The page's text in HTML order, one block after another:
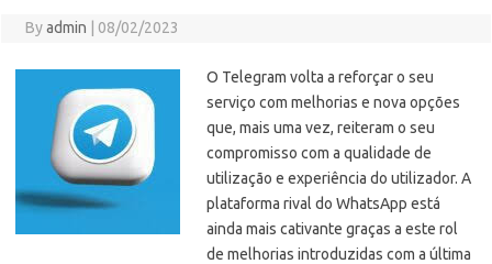
Byadmin 08/02/2023
O Telegram volta a reforçar o seu
serviço com melhorias e nova opções
que, mais uma vez, reiteram o seu
compromisso com a qualidade de
utilização e experiência do utilizador. A
plataforma rival do WhatsApp está
ainda mais cativante graças a este rol
de melhorias introduzidas com a última